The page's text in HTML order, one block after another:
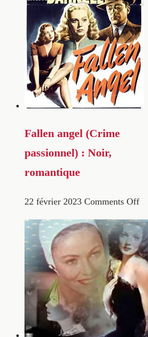
Fallen angel (Crime
passionnel) : Noir,
romantique
22 février 2023 Comments Off